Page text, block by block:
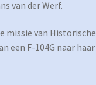
van der Werf.
missie van Historische
een F-104G naar haar